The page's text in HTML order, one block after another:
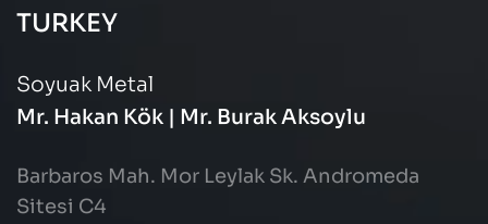
TURKEY
Soyuak Metal
Mr. Hakan Kök | Mr. Burak Aksoylu
Barbaros Mah. Mor Leylak Sk. Andromeda
Sitesi C4